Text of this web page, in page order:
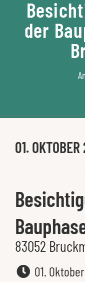
der
01.
83052
01.